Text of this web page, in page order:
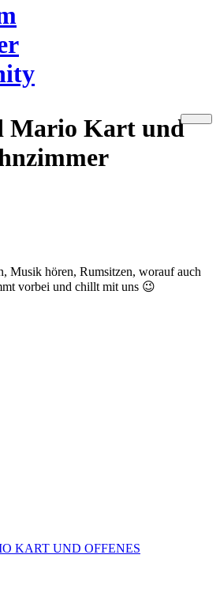
Mario Kart und
Musik hören, Rumsitzen, worauf auch
vorbei und chillt mit uns 😉
KART UND OFFENES